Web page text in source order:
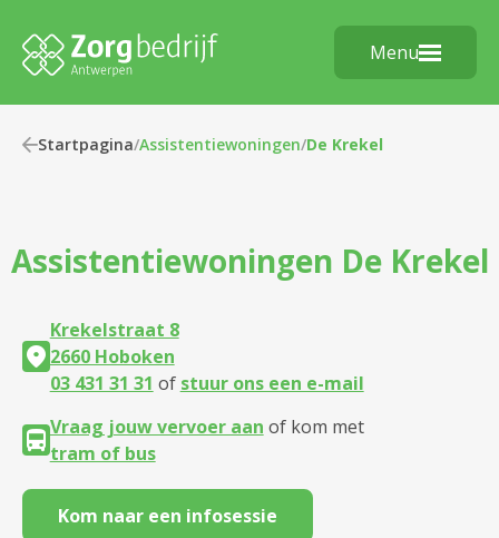
Menu
Startpagina/Assistentiewoningen/De Krekel
Assistentiewoningen De Krekel
Krekelstraat 8
2660 Hoboken
03 431 31 31 of stuur ons een e-mail
Vraag jouw vervoer aan of kom met
tram of bus
Kom naar een infosessie